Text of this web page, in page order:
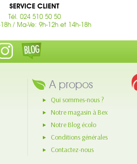
SERVICE CLIENT
Tél. 024 510 50 50
/ Ma-Ve: 9h-12h et 14h-18h
A propos
Qui sommes-nous ?
Notre magasin à Bex
Notre Blog écolo
Conditions générales
Contactez-nous